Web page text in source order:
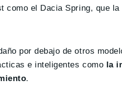
como el Dacia Spring, que la
por debajo de otros
e inteligentes como la
.